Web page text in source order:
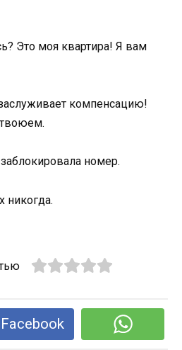
Это моя квартира! Я вам
компенсацию!
номер.
никогда.